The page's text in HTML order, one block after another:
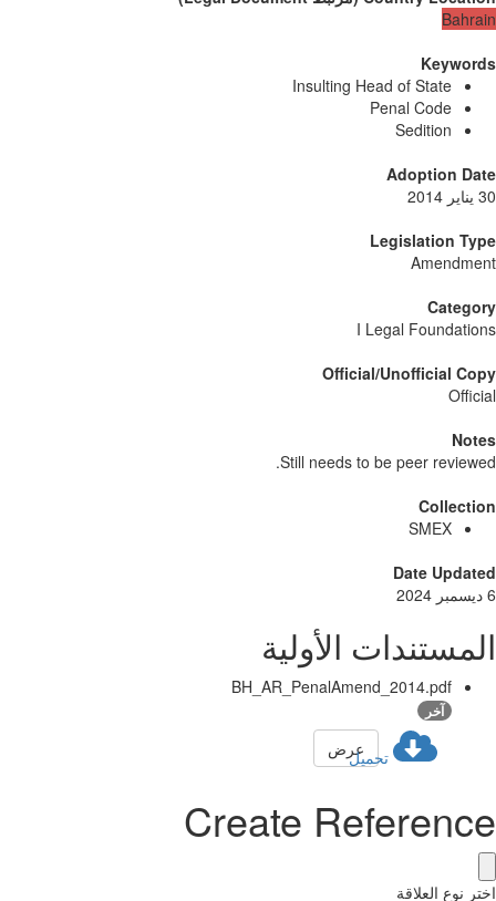
Insulting Head of State
Penal Code
Sedition
Adoption
Legislation
I Legal
Official/Unofficial
Still needs to be peer
SMEX
Date
الأولية
BH_AR_PenalAmend_2014.pdf
آخر
تحميلعرض
Create
نوع العلاقة